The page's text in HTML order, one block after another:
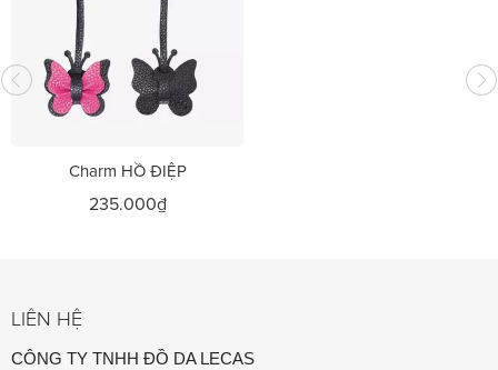
Charm HỒ ĐIỆP
235.000₫
LIÊN HỆ
CÔNG TY TNHH ĐỒ DA LECAS